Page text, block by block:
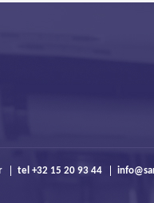
tel +32 15 20 93 44